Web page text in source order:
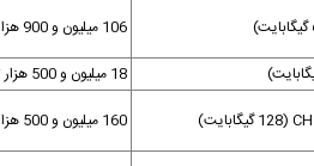
106 میلیون و 900 هزار تومان
18 میلیون و 500 هزار تومان
160 میلیون و 500 هزار تومان